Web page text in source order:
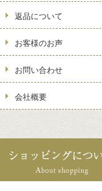
返品について
お客様のお声
お問い合わせ
会社概要